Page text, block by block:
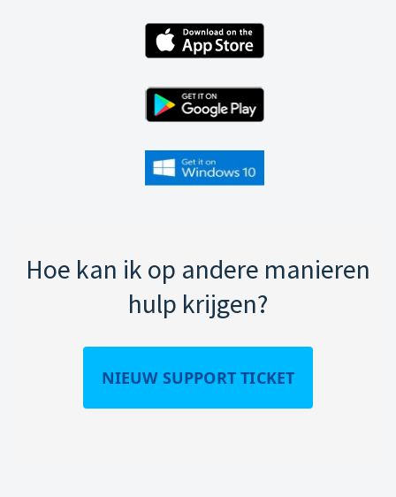
Hoe kan ik op andere manieren
hulp krijgen?
NIEUW SUPPORT TICKET